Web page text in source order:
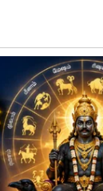
பழைய
தடை